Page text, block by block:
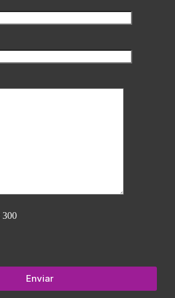
300